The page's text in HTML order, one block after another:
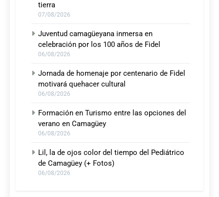
tierra
07/08/2026
Juventud camagüeyana inmersa en
celebración por los 100 años de Fidel
06/08/2026
Jornada de homenaje por centenario de Fidel
motivará quehacer cultural
06/08/2026
Formación en Turismo entre las opciones del
verano en Camagüey
06/08/2026
Lil, la de ojos color del tiempo del Pediátrico
de Camagüey (+ Fotos)
06/08/2026